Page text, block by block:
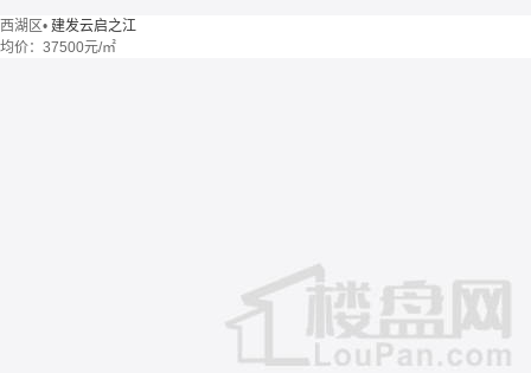
西湖区• 建发云启之江
均价： 37500元/㎡